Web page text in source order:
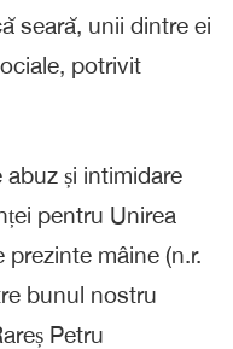
seară, unii dintre ei
potrivit
și intimidare
pentru Unirea
mâine (n.r.
bunul nostru
Petru